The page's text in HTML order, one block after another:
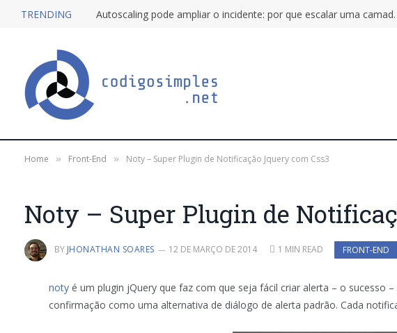
TRENDING Autoscaling pode ampliar o
Home » Front-End » Noty – Super Plugin de Notificação Jquery com Css3
Noty – Super Plugin de
BY JHONATHAN SOARES 12 DE MARÇO DE 2014 1 MIN READ FRONT-END
noty é um plugin jQuery que faz com que seja fácil criar alerta – o sucesso
confirmação como uma alternativa de diálogo de alerta padrão. Cada